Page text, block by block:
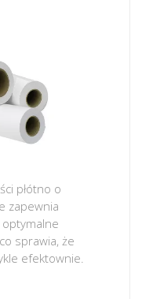
płótno o
zapewnia
sprawia, że
efektownie.